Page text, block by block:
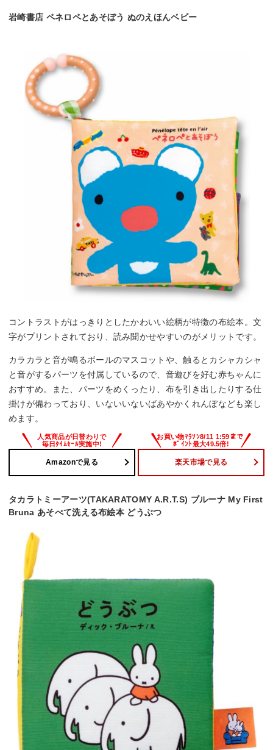
岩崎書店 ペネロペとあそぼう ぬのえほんベビー
コントラストがはっきりとしたかわいい絵柄が特徴の布絵本。文
字がプリントされており、読み聞かせやすいのがメリットです。
カラカラと音が鳴るボールのマスコットや、触るとカシャカシャ
と音がするパーツを付属しているので、音遊びを好む赤ちゃんに
おすすめ。また、パーツをめくったり、布を引き出したりする仕
掛けが備わっており、いないいないばあやかくれんぼなども楽し
めます。
Amazonで見る 楽天市場で見る
タカラトミーアーツ(TAKARATOMY A.R.T.S) ブルーナ My First
Bruna あそべて洗える布絵本 どうぶつ